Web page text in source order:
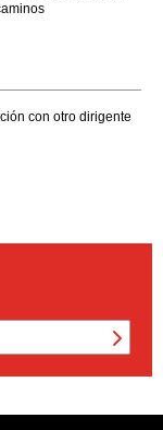
con otro dirigente